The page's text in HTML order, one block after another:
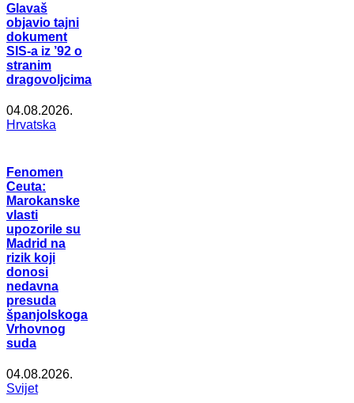
Glavaš
objavio tajni
dokument
SIS-a iz ’92 o
stranim
dragovoljcima
04.08.2026.
Hrvatska
Fenomen
Ceuta:
Marokanske
vlasti
upozorile su
Madrid na
rizik koji
donosi
nedavna
presuda
španjolskoga
Vrhovnog
suda
04.08.2026.
Svijet